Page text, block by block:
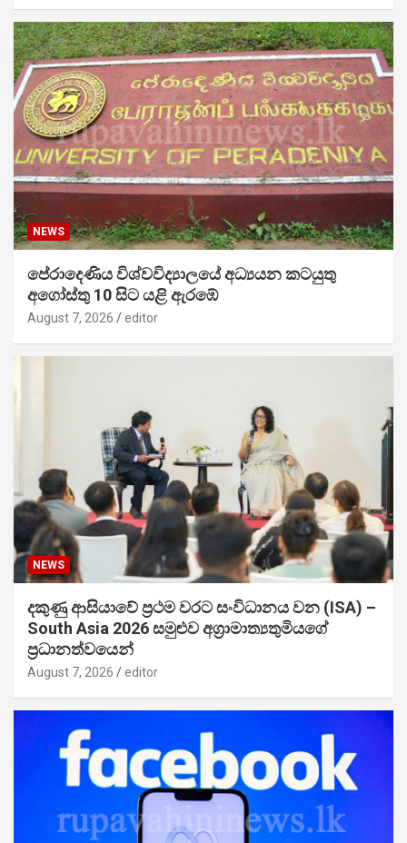
NEWS
පේරාදෙණිය විශ්වවිද්‍යාලයේ අධ්‍යයන කටයුතු
අගෝස්තු 10 සිට යළි ඇරඹේ
August 7, 2026 editor
NEWS
දකුණු ආසියාවේ ප්‍රථම වරට සංවිධානය වන (ISA) –
South Asia 2026 සමුළුව අග්‍රාමාත්‍යතුමියගේ
ප්‍රධානත්වයෙන්
August 7, 2026 editor